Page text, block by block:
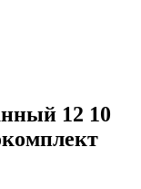
12 10